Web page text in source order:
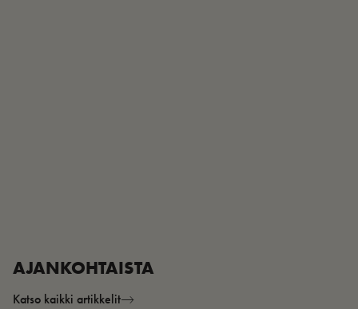
AJANKOHTAISTA
Katso kaikki artikkelit